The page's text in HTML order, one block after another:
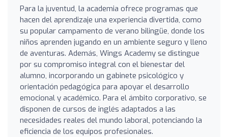
Para la juventud, la academia ofrece programas que
hacen del aprendizaje una experiencia divertida, como
su popular campamento de verano bilingüe, donde los
niños aprenden jugando en un ambiente seguro y lleno
de aventuras. Además, Wings Academy se distingue
por su compromiso integral con el bienestar del
alumno, incorporando un gabinete psicológico y
orientación pedagógica para apoyar el desarrollo
emocional y académico. Para el ámbito corporativo, se
disponen de cursos de inglés adaptados a las
necesidades reales del mundo laboral, potenciando la
eficiencia de los equipos profesionales.